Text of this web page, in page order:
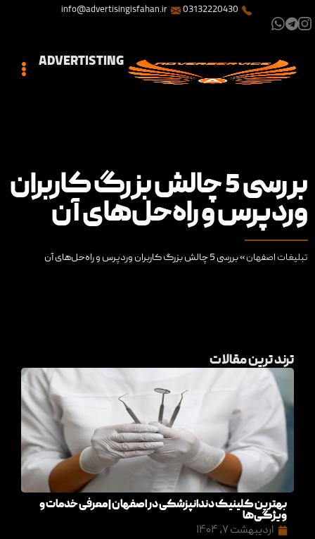
03132220430
info@advertisingisfahan.ir
ADVERTISTING
بررسی 5 چالش بزرگ کاربران
وردپرس و راه‌حل‌های آن
تبلیغات اصفهان»بررسی 5 چالش بزرگ کاربران وردپرس و راه‌حل‌های آن
ترند ترین مقالات
بهترین کلینیک دندانپزشکی در اصفهان | معرفی خدمات و
ویژگی‌ها
اردیبهشت ۷, ۱۴۰۴